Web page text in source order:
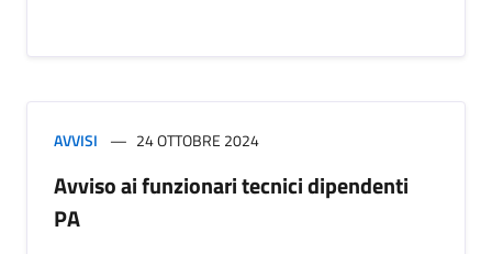
AVVISI 24 OTTOBRE 2024
Avviso ai funzionari tecnici dipendenti
PA